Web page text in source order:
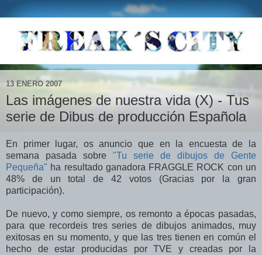
13 ENERO 2007
Las imágenes de nuestra vida (X) - Tus
serie de Dibus de producción Española
En primer lugar, os anuncio que en la encuesta de la
semana pasada sobre "Tu serie de dibujos de Gente
Pequeña" ha resultado ganadora FRAGGLE ROCK con un
48% de un total de 42 votos (Gracias por la gran
participación).
De nuevo, y como siempre, os remonto a épocas pasadas,
para que recordeis tres series de dibujos animados, muy
exitosas en su momento, y que las tres tienen en común el
hecho de estar producidas por TVE y creadas por la